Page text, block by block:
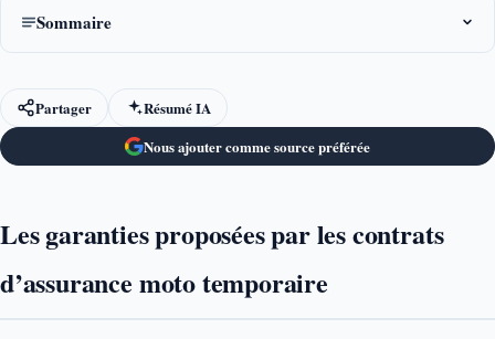
Sommaire
Partager
Résumé IA
Nous ajouter comme source préférée
Les garanties proposées par les contrats
d’assurance moto temporaire